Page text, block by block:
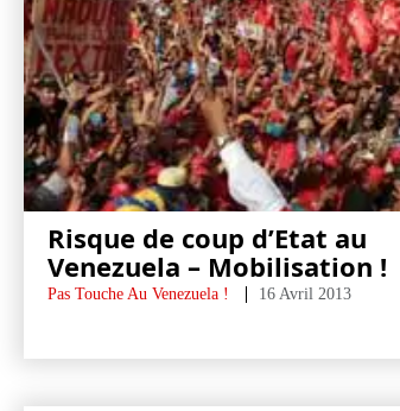
Risque de coup d’Etat au
Venezuela – Mobilisation !
Pas Touche Au Venezuela ! 16 Avril 2013